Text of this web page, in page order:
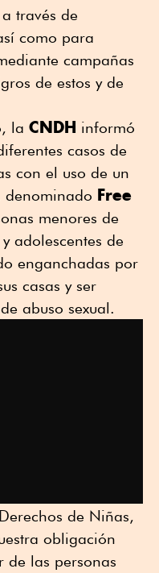
través de
como para
campañas
de estos y de
la CNDH informó
casos de
con el uso de un
denominado Free
menores de
adolescentes de
enganchadas por
casas y ser
abuso sexual.
de Niñas,
obligación
de las personas